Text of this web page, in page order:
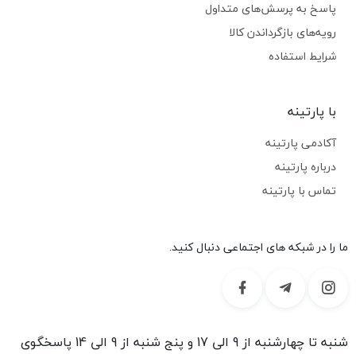
پاسخ به پرسش‌های متداول
رویه‌های بازگرداندن کالا
شرایط استفاده
با پارتینه
آکادمی پارتینه
درباره پارتینه
تماس با پارتینه
ما را در شبکه های اجتماعی دنبال کنید.
شنبه تا چهارشنبه از 9 الی 17 و پنج شنبه از 9 الی 14 پاسخگوی